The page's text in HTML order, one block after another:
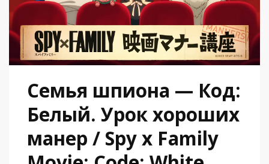
Семья шпиона — Код:
Белый. Урок хороших
манер / Spy x Family